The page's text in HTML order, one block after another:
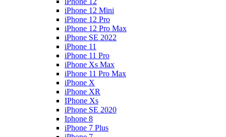
iPhone 12 Mini
iPhone 12 Pro
iPhone 12 Pro Max
iPhone SE 2022
iPhone 11
iPhone 11 Pro
iPhone Xs Max
iPhone 11 Pro Max
iPhone X
iPhone XR
IPhone Xs
iPhone SE 2020
Iphone 8
iPhone 7 Plus